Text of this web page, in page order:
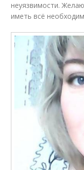
неуязвимости.
иметь всё